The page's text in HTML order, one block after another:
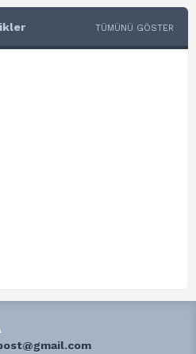
TÜMÜNÜ GÖSTER